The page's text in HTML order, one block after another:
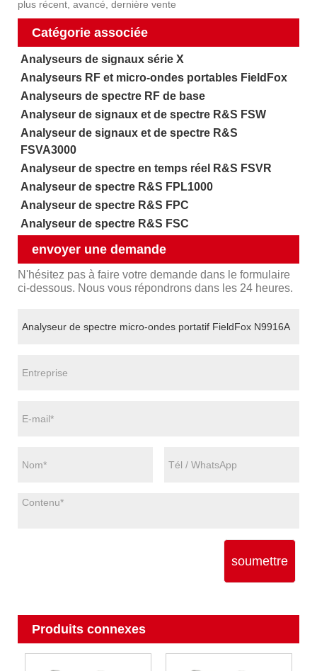
plus récent, avancé, dernière vente
Catégorie associée
Analyseurs de signaux série X
Analyseurs RF et micro-ondes portables FieldFox
Analyseurs de spectre RF de base
Analyseur de signaux et de spectre R&S FSW
Analyseur de signaux et de spectre R&S
FSVA3000
Analyseur de spectre en temps réel R&S FSVR
Analyseur de spectre R&S FPL1000
Analyseur de spectre R&S FPC
Analyseur de spectre R&S FSC
envoyer une demande
N'hésitez pas à faire votre demande dans le formulaire
ci-dessous. Nous vous répondrons dans les 24 heures.
soumettre
Produits connexes